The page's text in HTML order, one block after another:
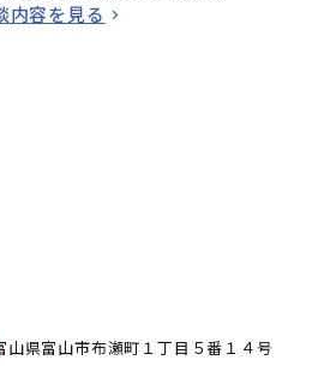
内容を見る
山県富山市布瀬町１丁目５番１４号